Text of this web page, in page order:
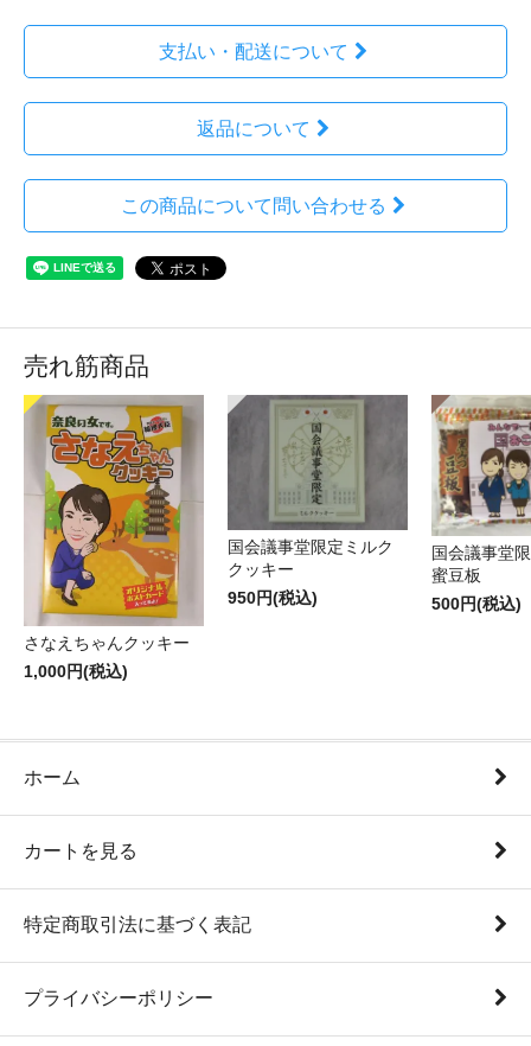
支払い・配送について
返品について
この商品について問い合わせる
売れ筋商品
さなえちゃんクッキー
1,000円(税込)
国会議事堂限定ミルク
クッキー
950円(税込)
国会議事堂
蜜豆板
500円(税込)
ホーム
カートを見る
特定商取引法に基づく表記
プライバシーポリシー